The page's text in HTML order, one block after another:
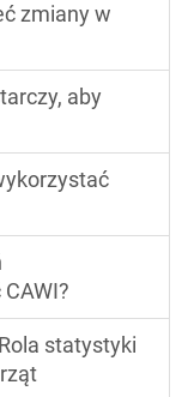
zmiany w
aby
statystyki